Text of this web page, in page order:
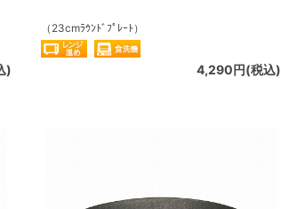
)
（23cmﾗｳﾝﾄﾞﾌﾟﾚｰﾄ）
4,290円(税込)